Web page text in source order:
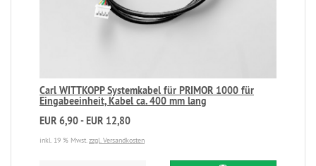
Carl WITTKOPP Systemkabel für PRIMOR 1000 für
Eingabeeinheit, Kabel ca. 400 mm lang
EUR 6,90 - EUR 12,80
inkl. 19 % Mwst.zzgl. Versandkosten